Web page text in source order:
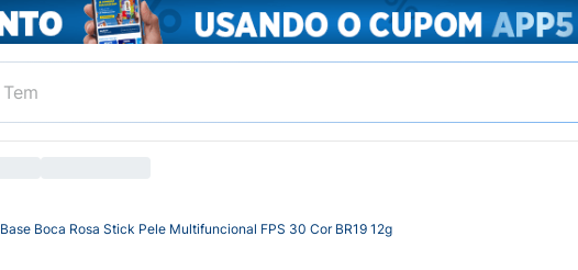
Base Boca Rosa Stick Pele Multifuncional FPS 30 Cor BR19 12g